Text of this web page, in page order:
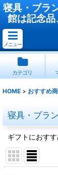
寝具・ブラ
館は記念
メニュー
カテゴリ
HOME > おすすめ
寝具・ブラ
ギフトにおす